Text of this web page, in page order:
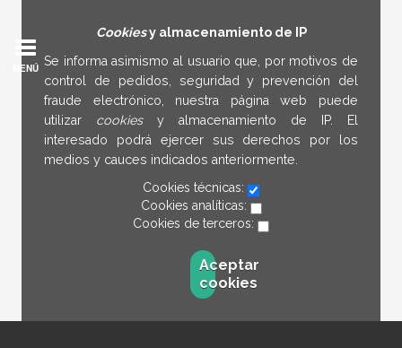
Cookiesy almacenamiento de IP
Se informa asimismo al usuario que, por motivos de
control de pedidos, seguridad y prevención del
fraude electrónico, nuestra página web puede
utilizar cookies y almacenamiento de IP. El
interesado podrá ejercer sus derechos por los
medios y cauces indicados anteriormente.
Cookies técnicas:
Cookies analíticas:
Cookies de terceros:
Aceptar
cookies
MENÚ